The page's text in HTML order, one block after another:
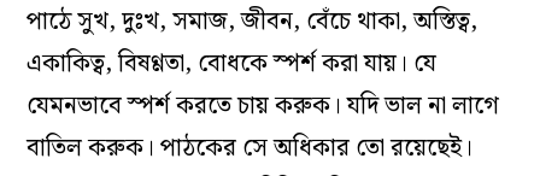
পাঠে সুখ, দুঃখ, সমাজ, জীবন, বেঁচে থাকা, অস্তিত্ব,
একাকিত্ব, বিষণ্ণতা, বোধকে স্পর্শ করা যায়। যে
যেমনভাবে স্পর্শ করতে চায় করুক। যদি ভাল না লাগে
বাতিল করুক। পাঠকের সে অধিকার তো রয়েছেই।